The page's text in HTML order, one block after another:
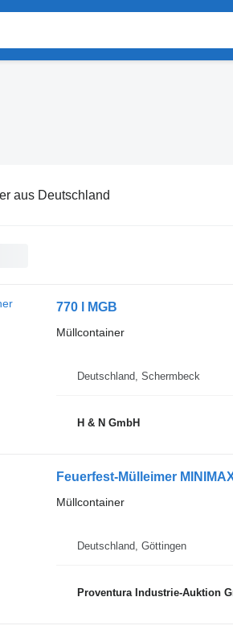
aus Deutschland
770 l MGB
Müllcontainer
Deutschland, Schermbeck
H & N GmbH
Feuerfest-Mülleimer
Müllcontainer
Deutschland, Göttingen
Proventura Industrie-Auktion